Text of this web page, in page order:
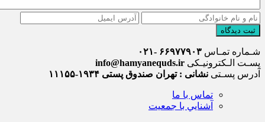
ثبت دیدگاه
شـماره تمـاس ۶۶۹۷۷۹۰۳ -۰۲۱
پسـت الـکترونیـکی info@hamyanequds.ir
آدرس پسـتی نشانی : تهران صندوق پستی ۱۹۳۴-۱۱۱۵۵
تماس با ما
آشنايي با جمعيت